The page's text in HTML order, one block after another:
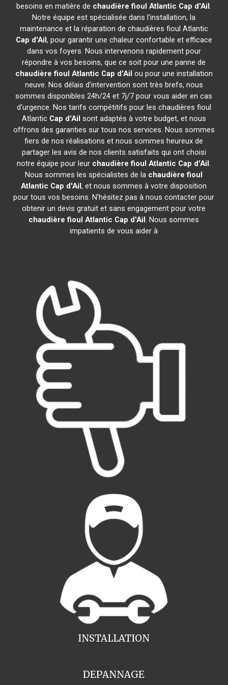
besoins en matière de chaudière fioul Atlantic Cap d'Ail.
Notre équipe est spécialisée dans l'installation, la
maintenance et la réparation de chaudières fioul Atlantic
Cap d'Ail, pour garantir une chaleur confortable et efficace
dans vos foyers. Nous intervenons rapidement pour
répondre à vos besoins, que ce soit pour une panne de
chaudière fioul Atlantic Cap d'Ail ou pour une installation
neuve. Nos délais d'intervention sont très brefs, nous
sommes disponibles 24h/24 et 7j/7 pour vous aider en cas
d'urgence. Nos tarifs compétitifs pour les chaudières fioul
Atlantic Cap d'Ail sont adaptés à votre budget, et nous
offrons des garanties sur tous nos services. Nous sommes
fiers de nos réalisations et nous sommes heureux de
partager les avis de nos clients satisfaits qui ont choisi
notre équipe pour leur chaudière fioul Atlantic Cap d'Ail.
Nous sommes les spécialistes de la chaudière fioul
Atlantic Cap d'Ail, et nous sommes à votre disposition
pour tous vos besoins. N'hésitez pas à nous contacter pour
obtenir un devis gratuit et sans engagement pour votre
chaudière fioul Atlantic Cap d'Ail. Nous sommes
impatients de vous aider à
INSTALLATION
DEPANNAGE